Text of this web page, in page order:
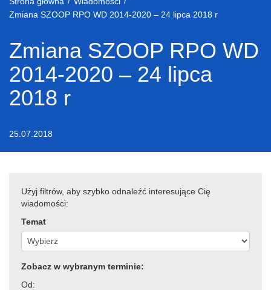
Zmiana SZOOP RPO WD 2014-2020 – 24 lipca 2018 r
Zmiana SZOOP RPO WD
2014-2020 – 24 lipca
2018 r
25.07.2018
Użyj filtrów, aby szybko odnaleźć interesujące Cię
wiadomości:
Temat
Zobacz w wybranym terminie:
Od: